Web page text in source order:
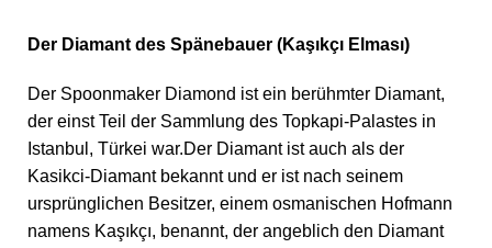
Der Diamant des Spänebauer (Kaşıkçı Elması)
Der Spoonmaker Diamond ist ein berühmter Diamant,
der einst Teil der Sammlung des Topkapi-Palastes in
Istanbul, Türkei war.Der Diamant ist auch als der
Kasikci-Diamant bekannt und er ist nach seinem
ursprünglichen Besitzer, einem osmanischen Hofmann
namens Kaşıkçı, benannt, der angeblich den Diamant